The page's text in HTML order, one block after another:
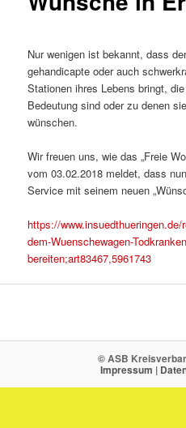
Nur wenigen ist bekannt, dass
gehandicapte oder auch
Stationen ihres Lebens bringt,
Bedeutung sind oder zu denen
wünschen.
Wir freuen uns, wie das „Freie
vom 03.02.2018 meldet, dass
Service mit seinem neuen
https://
dem-Wuenschewagen-
bereiten;art83467,5961743
© ASB
Impressum |